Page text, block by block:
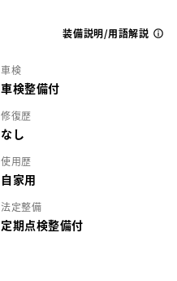
装備説明/用語解説
車検
車検整備付
修復歴
なし
使用歴
自家用
法定整備
定期点検整備付